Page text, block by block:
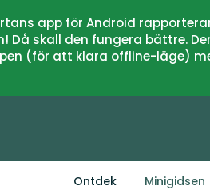
app för Android
skall den fungera bättre.
(för att klara offline-läge)
Ontdek Minigidsen